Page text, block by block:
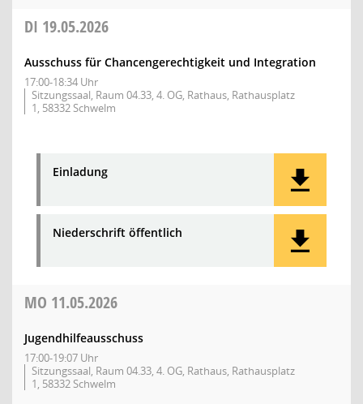
DI 19.05.2026
Ausschuss für Chancengerechtigkeit und Integration
17:00-18:34 Uhr
Sitzungssaal, Raum 04.33, 4. OG, Rathaus, Rathausplatz
1, 58332 Schwelm
Einladung
Niederschrift öffentlich
MO 11.05.2026
Jugendhilfeausschuss
17:00-19:07 Uhr
Sitzungssaal, Raum 04.33, 4. OG, Rathaus, Rathausplatz
1, 58332 Schwelm